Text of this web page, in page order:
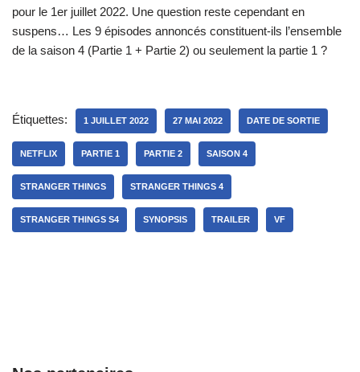
pour le 1er juillet 2022. Une question reste cependant en
suspens… Les 9 épisodes annoncés constituent-ils l’ensemble
de la saison 4 (Partie 1 + Partie 2) ou seulement la partie 1 ?
Étiquettes: 1 JUILLET 2022 27 MAI 2022 DATE DE SORTIE
NETFLIX PARTIE 1 PARTIE 2 SAISON 4
STRANGER THINGS STRANGER THINGS 4
STRANGER THINGS S4 SYNOPSIS TRAILER VF